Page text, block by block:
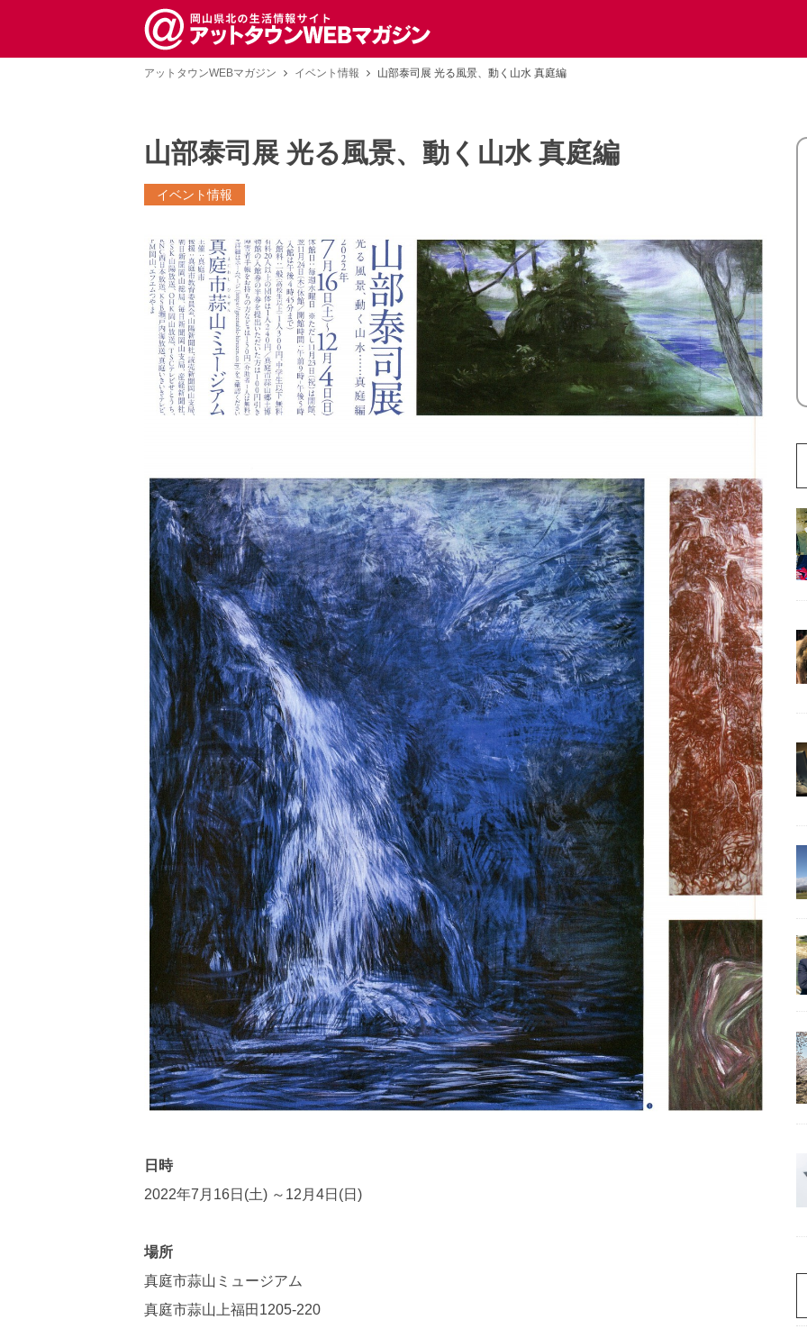
アットタウンWEBマガジン イベント情報 山部泰司展 光る風景、動く山水 真庭編
山部泰司展 光る風景、動く山水 真庭編
イベント情報
日時
2022年7月16日(土) ～12月4日(日)
場所
真庭市蒜山ミュージアム
真庭市蒜山上福田1205-220